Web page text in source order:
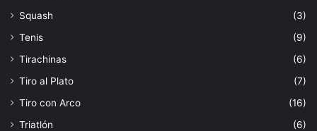
Squash
(3)
Tenis
(9)
Tirachinas
(6)
Tiro al Plato
(7)
Tiro con Arco
(16)
Triatlón
(6)